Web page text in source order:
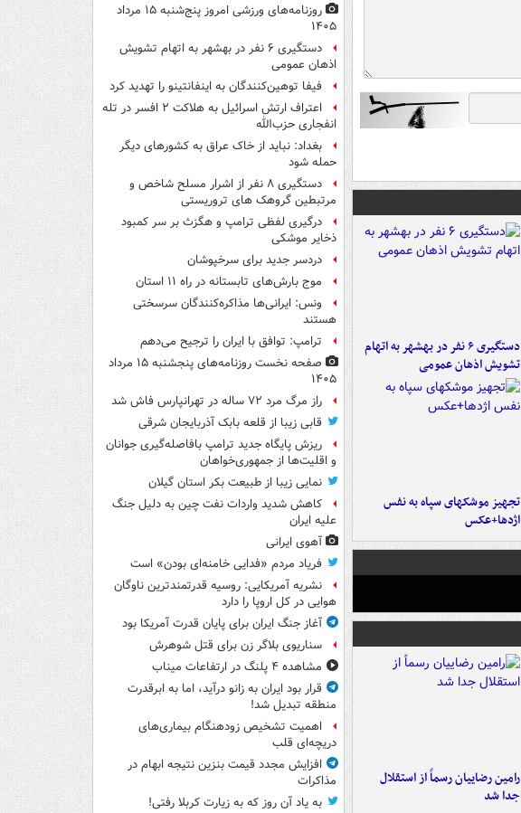
دستگیری ۶ نفر در بهشهر به اتهام
تشویش اذهان عمومی
تجهیز موشکهای سپاه به نفس
اژدها+عکس
رامین رضاییان رسماً از استقلال
جدا شد
روزنامه‌های ورزشی امروز پنج‌شنبه ۱۵ مرداد
۱۴۰۵
دستگیری ۶ نفر در بهشهر به اتهام تشویش
اذهان عمومی
فیفا توهین‌کنندگان به اینفانتینو را تهدید کرد
اعتراف ارتش اسرائیل به هلاکت ۲ افسر در تله
انفجاری حزب‌الله
بغداد: نباید از خاک عراق به کشورهای دیگر
حمله شود
دستگیری ۸ نفر از اشرار مسلح شاخص و
مرتبطین گروهک های تروریستی
درگیری لفظی ترامپ و هگزث بر سر کمبود
ذخایر موشکی
دردسر جدید برای سرخپوشان
موج بارش‌های تابستانه در راه ۱۱ استان
ونس: ایرانی‌ها مذاکره‌کنندگان سرسختی
هستند
ترامپ: توافق با ایران را ترجیح می‌دهم
صفحه نخست روزنامه‌های پنجشنبه ۱۵ مرداد
۱۴۰۵
راز مرگ مرد ۷۲ ساله در تهرانپارس فاش شد
قابی زیبا از قلعه بابک آذربایجان شرقی
ریزش پایگاه جدید ترامپ بافاصله‌گیری جوانان
و اقلیت‌ها از جمهوری‌خواهان
نمایی زیبا از طبیعت بکر استان گیلان
کاهش شدید واردات نفت چین به دلیل جنگ
علیه ایران
آهوی ایرانی
فریاد مردم «فدایی خامنه‌ای بودن» است
نشریه آمریکایی: روسیه قدرتمندترین ناوگان
هوایی در کل اروپا را دارد
آغاز جنگ ایران برای پایان قدرت آمریکا بود
سناریوی بلاگر زن برای قتل شوهرش
مشاهده ۴ پلنگ در ارتفاعات میناب
قرار بود ایران به زانو درآید، اما به ابرقدرت
منطقه تبدیل شد!
اهمیت تشخیص زودهنگام بیماری‌های
دریچه‌ای قلب
افزایش مجدد قیمت بنزین نتیجه ابهام در
مذاکرات
به یاد آن روز که به زیارت کربلا رفتی!